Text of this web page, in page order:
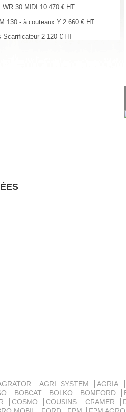
WR 30 MIDI 10 470 € HT
130 - à couteaux Y 2 660 € HT
Scarificateur 2 120 € HT
AGRI SYSTEM
AGRIA
BOBCAT BOLKO BOMFORD
COSMO COUSINS CRAMER